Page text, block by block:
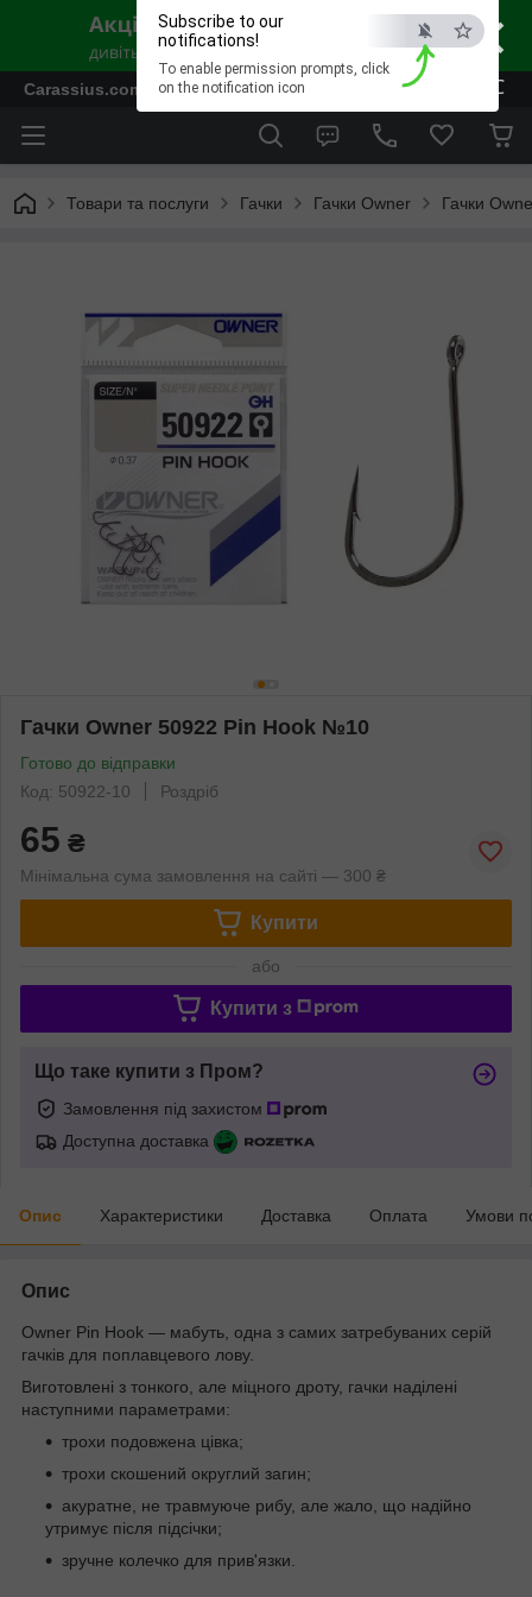
×
ESC
Subscribe to our
notifications!
To enable permission prompts, click
on the notification icon
Carassius.com.ua - Все для риболовлі та відпочинку
Товари та послуги Гачки Гачки Owner Гачки
Гачки Owner 50922 Pin Hook №10
Готово до відправки
Код: 50922-10
Роздріб
65 ₴
Мінімальна сума замовлення на сайті — 300 ₴
Купити
або
Купити з
Що таке купити з Пром?
Замовлення під захистом
Доступна доставка
Опис Характеристики Доставка Оплата Умови
Опис
Owner Pin Hook — мабуть, одна з самих затребуваних серій
гачків для поплавцевого лову.
Виготовлені з тонкого, але міцного дроту, гачки наділені
наступними параметрами:
трохи подовжена цівка;
трохи скошений округлий загин;
акуратне, не травмуюче рибу, але жало, що надійно
утримує після підсічки;
зручне колечко для прив'язки.